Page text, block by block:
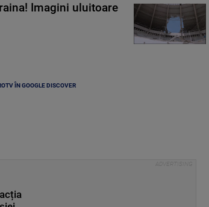
Imagini uluitoare
ÎN GOOGLE DISCOVER